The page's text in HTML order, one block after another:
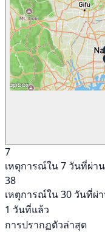
7
เหตุการณ์ใน 7 วันที่ผ่า
38
เหตุการณ์ใน 30 วันที่ผ่
1 วันที่แล้ว
การปรากฏตัวล่าสุด